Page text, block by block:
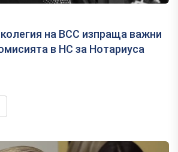
на ВСС изпраща важни
в НС за Нотариуса